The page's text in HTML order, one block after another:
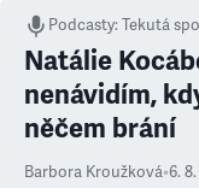
Podcasty:Tekutá
Natálie
nenávidím,
něčem brání
Barbora Kroužková•6.